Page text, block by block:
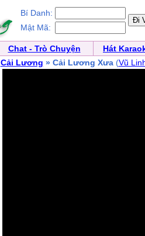
Bí Danh:
Mật Mã:
Chat - Trò Chuyện
Hát
Cải Lương » Cải Lương Xưa (Vũ